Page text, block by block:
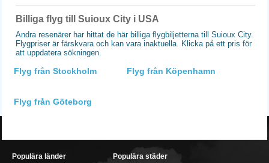
Billiga flyg till Suioux City i USA
Andra resenärer har hittat de här billiga flygbiljetterna till Suioux City.
Flygpriser är färskvara och kan vara inaktuella. Klicka på ett pris för
att uppdatera sökningen.
Flyg från Stockholm Flyg från Köpenhamn
Flyg från Göteborg
Populära länder
Populära städer